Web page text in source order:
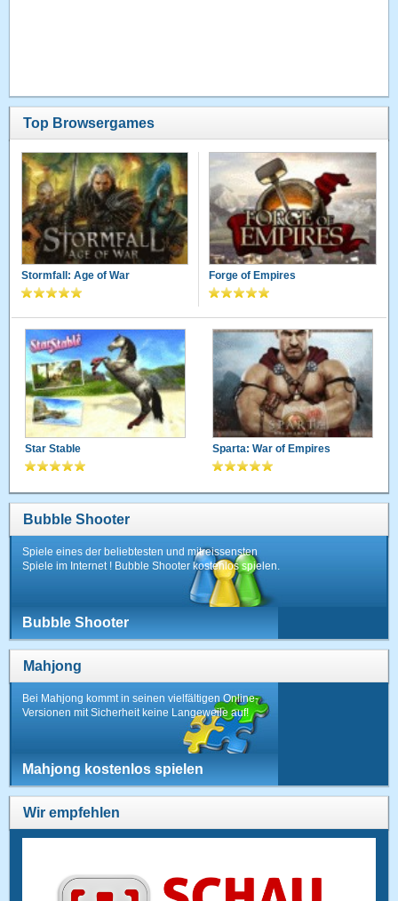
Top Browsergames
Stormfall: Age of War Forge of Empires
Star Stable Sparta: War of Empires
Bubble Shooter
Spiele eines der beliebtesten und mitreissensten
Spiele im Internet ! Bubble Shooter kostenlos spielen.
Bubble Shooter
Mahjong
Bei Mahjong kommt in seinen vielfältigen Online-
Versionen mit Sicherheit keine Langeweile auf!
Mahjong kostenlos spielen
Wir empfehlen